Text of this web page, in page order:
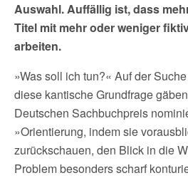
Auswahl. Auffällig ist, dass
Titel mit mehr oder weniger
arbeiten.
»Was soll ich tun?« Auf der
diese kantische Grundfrage
Deutschen Sachbuchpreis
»Orientierung, indem sie
zurückschauen, den Blick in die
Problem besonders scharf